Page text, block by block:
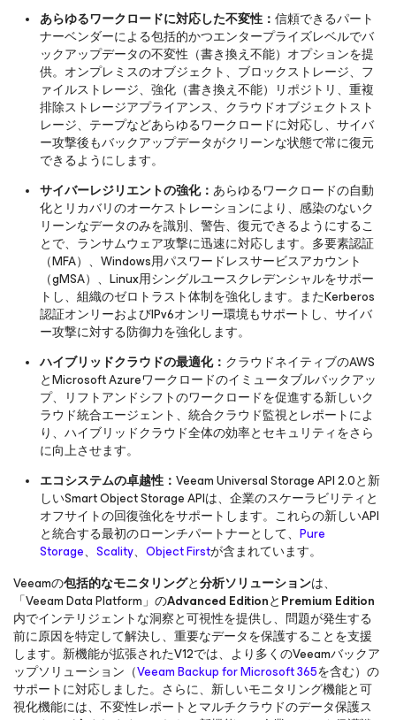
あらゆるワークロードに対応した不変性： 信頼できるパート
ナーベンダーによる包括的かつエンタープライズレベルでバ
ックアップデータの不変性（書き換え不能）オプションを提
供。オンプレミスのオブジェクト、ブロックストレージ、フ
ァイルストレージ、強化（書き換え不能）リポジトリ、重複
排除ストレージアプライアンス、クラウドオブジェクトスト
レージ、テープなどあらゆるワークロードに対応し、サイバ
ー攻撃後もバックアップデータがクリーンな状態で常に復元
できるようにします。
サイバーレジリエントの強化： あらゆるワークロードの自動
化とリカバリのオーケストレーションにより、感染のないク
リーンなデータのみを識別、警告、復元できるようにするこ
とで、ランサムウェア攻撃に迅速に対応します。多要素認証
（MFA）、Windows用パスワードレスサービスアカウント
（gMSA）、Linux用シングルユースクレデンシャルをサポー
トし、組織のゼロトラスト体制を強化します。またKerberos
認証オンリーおよびIPv6オンリー環境もサポートし、サイバ
ー攻撃に対する防御力を強化します。
ハイブリッドクラウドの最適化： クラウドネイティブのAWS
とMicrosoft Azureワークロードのイミュータブルバックアッ
プ、リフトアンドシフトのワークロードを促進する新しいク
ラウド統合エージェント、統合クラウド監視とレポートによ
り、ハイブリッドクラウド全体の効率とセキュリティをさら
に向上させます。
エコシステムの卓越性： Veeam Universal Storage API 2.0と新
しいSmart Object Storage APIは、企業のスケーラビリティと
オフサイトの回復強化をサポートします。これらの新しいAPI
と統合する最初のローンチパートナーとして、 Pure
Storage、 Scality、 Object Firstが含まれています。
Veeamの包括的なモニタリングと分析ソリューションは、
「Veeam Data Platform」のAdvanced EditionとPremium Edition
内でインテリジェントな洞察と可視性を提供し、問題が発生する
前に原因を特定して解決し、重要なデータを保護することを支援
します。新機能が拡張されたV12では、より多くのVeeamバックア
ップソリューション（Veeam Backup for Microsoft 365を含む）の
サポートに対応しました。さらに、新しいモニタリング機能と可
視化機能には、不変性レポートとマルチクラウドのデータ保護ス